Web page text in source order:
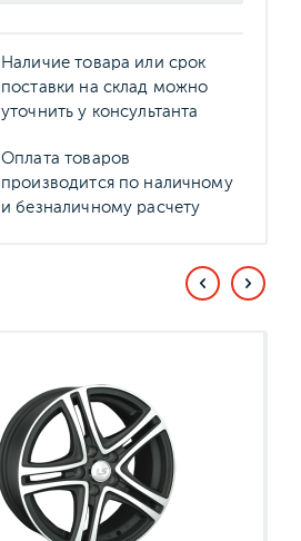
Наличие товара или срок
поставки на склад можно
уточнить у консультанта
Оплата товаров
производится по наличному
и безналичному расчету